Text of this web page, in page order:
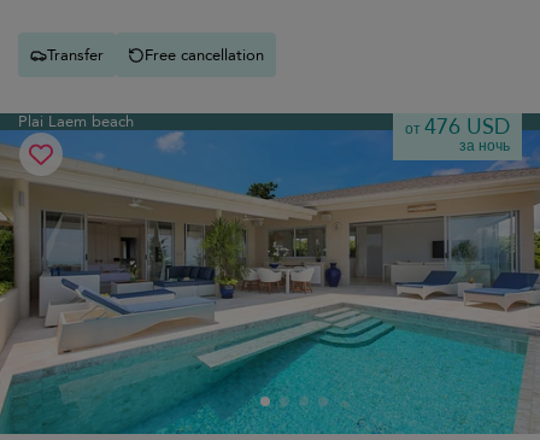
Transfer Free cancellation
Plai Laem beach от476 USD
за ночь